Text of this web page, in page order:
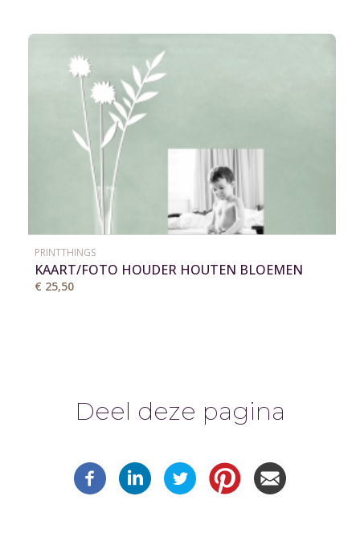
PRINTTHINGS
KAART/FOTO HOUDER HOUTEN BLOEMEN
VAAS
€ 25,50
Deel deze pagina